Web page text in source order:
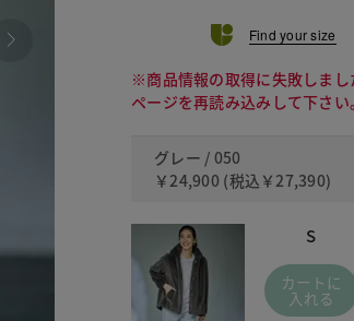
Find your size
※商品情報の取得に失敗しまし
ページを再読み込みして下さい。
グレー / 050
￥24,900 (税込 ￥27,390)
S
カートに
入れる